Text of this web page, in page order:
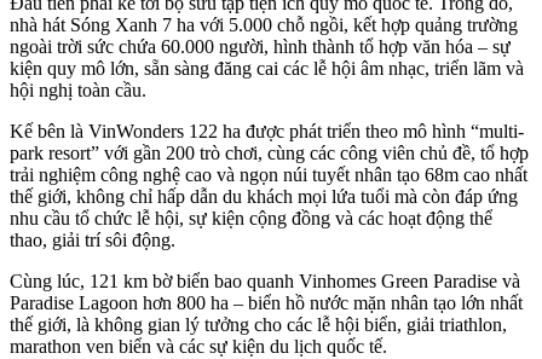
nhà hát Sóng Xanh 7 ha với 5.000 chỗ ngồi, kết hợp quảng trường
ngoài trời sức chứa 60.000 người, hình thành tổ hợp văn hóa – sự
kiện quy mô lớn, sẵn sàng đăng cai các lễ hội âm nhạc, triển lãm và
hội nghị toàn cầu.
Kế bên là VinWonders 122 ha được phát triển theo mô hình “multi-
park resort” với gần 200 trò chơi, cùng các công viên chủ đề, tổ hợp
trải nghiệm công nghệ cao và ngọn núi tuyết nhân tạo 68m cao nhất
thế giới, không chỉ hấp dẫn du khách mọi lứa tuổi mà còn đáp ứng
nhu cầu tổ chức lễ hội, sự kiện cộng đồng và các hoạt động thể
thao, giải trí sôi động.
Cùng lúc, 121 km bờ biển bao quanh Vinhomes Green Paradise và
Paradise Lagoon hơn 800 ha – biển hồ nước mặn nhân tạo lớn nhất
thế giới, là không gian lý tưởng cho các lễ hội biển, giải triathlon,
marathon ven biển và các sự kiện du lịch quốc tế.